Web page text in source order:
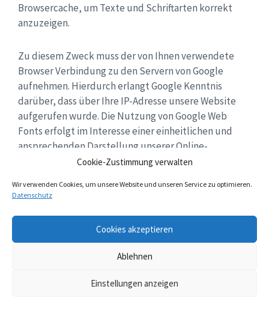
Cookie-Zustimmung verwalten
Wir verwenden Cookies, um unsere Website und unseren Service zu optimieren.
Datenschutz
Cookies akzeptieren
Ablehnen
Einstellungen anzeigen
Browsercache, um Texte und Schriftarten korrekt
anzuzeigen.
Zu diesem Zweck muss der von Ihnen verwendete
Browser Verbindung zu den Servern von Google
aufnehmen. Hierdurch erlangt Google Kenntnis
darüber, dass über Ihre IP-Adresse unsere Website
aufgerufen wurde. Die Nutzung von Google Web
Fonts erfolgt im Interesse einer einheitlichen und
ansprechenden Darstellung unserer Online-
Angebote. Dies stellt ein berechtigtes Interesse im
eine Standardschrift von Ihrem Computer genutzt.
Weitere Informationen zu Google Web Fonts finden
und in der Datenschutzerklärung von Google: